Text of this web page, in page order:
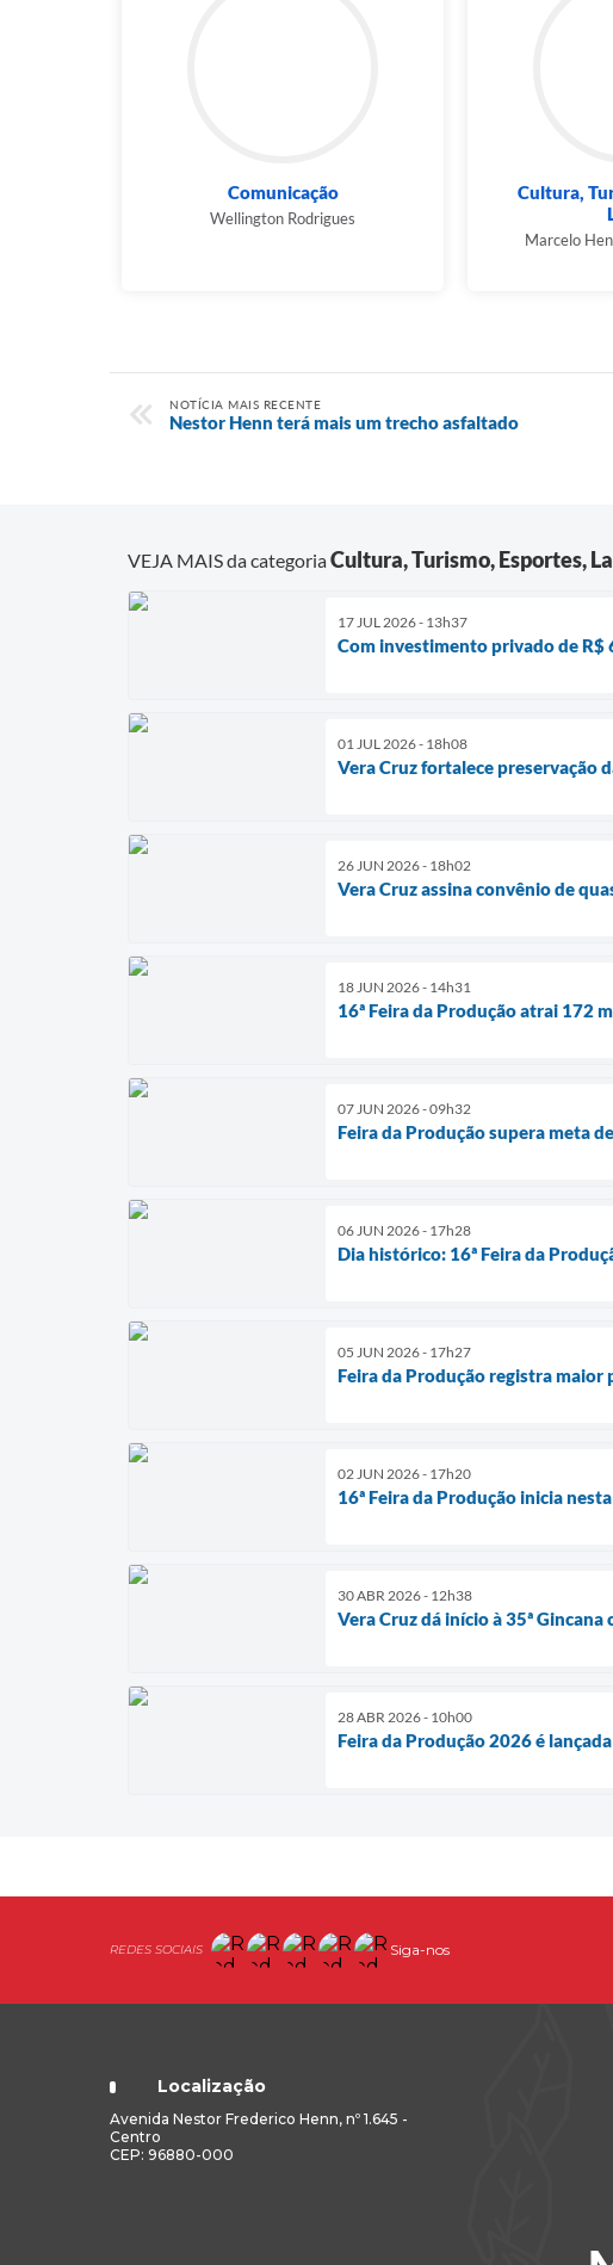
Comunicação
Wellington Rodrigues
Cultura,
Marcelo
NOTÍCIA MAIS RECENTE
Nestor Henn terá mais um trecho asfaltado
VEJA MAIS da categoriaCultura, Turismo, Esportes,
17 JUL 2026 - 13h37
Com investimento privado de R$
01 JUL 2026 - 18h08
Vera Cruz fortalece preservação
26 JUN 2026 - 18h02
Vera Cruz assina convênio de
18 JUN 2026 - 14h31
16ª Feira da Produção atrai 172
07 JUN 2026 - 09h32
Feira da Produção supera meta
06 JUN 2026 - 17h28
Dia histórico: 16ª Feira da
05 JUN 2026 - 17h27
Feira da Produção registra
02 JUN 2026 - 17h20
16ª Feira da Produção inicia
30 ABR 2026 - 12h38
Vera Cruz dá início à 35ª
28 ABR 2026 - 10h00
Feira da Produção 2026 é
Siga-nos
Localização
Avenida Nestor Frederico Henn, nº 1.645 -
Centro
CEP: 96880-000